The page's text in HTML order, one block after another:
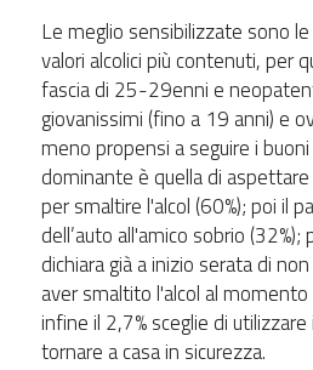
Le meglio sensibilizzate sono
valori alcolici più contenuti, per
fascia di 25-29enni e
giovanissimi (fino a 19 anni) e
meno propensi a seguire i
dominante è quella di
per smaltire l'alcol (60%); poi il
dell’auto all'amico sobrio (32%);
dichiara già a inizio serata di
aver smaltito l'alcol al
infine il 2,7% sceglie di
tornare a casa in sicurezza.